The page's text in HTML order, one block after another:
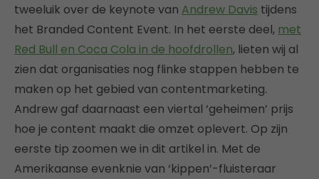
tweeluik over de keynote van Andrew Davis tijdens
het Branded Content Event. In het eerste deel, met
Red Bull en Coca Cola in de hoofdrollen, lieten wij al
zien dat organisaties nog flinke stappen hebben te
maken op het gebied van contentmarketing.
Andrew gaf daarnaast een viertal ‘geheimen’ prijs
hoe je content maakt die omzet oplevert. Op zijn
eerste tip zoomen we in dit artikel in. Met de
Amerikaanse evenknie van ‘kippen’-fluisteraar